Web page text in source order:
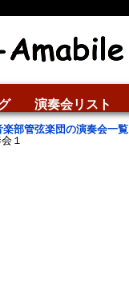
演奏会リスト
部管弦楽団の演奏会一覧
１